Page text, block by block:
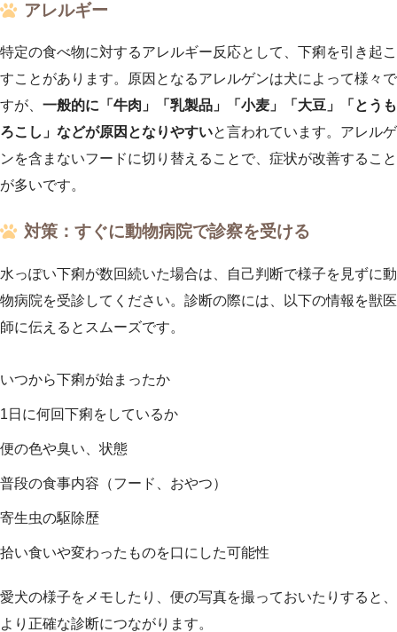
アレルギー
特定の食べ物に対するアレルギー反応として、下痢を引き起こ
すことがあります。原因となるアレルゲンは犬によって様々で
すが、 一般的に「牛肉」「乳製品」「小麦」「大豆」「とうも
ろこし」などが原因となりやすいと言われています。アレルゲ
ンを含まないフードに切り替えることで、症状が改善すること
が多いです。
対策：すぐに動物病院で診察を受ける
水っぽい下痢が数回続いた場合は、自己判断で様子を見ずに動
物病院を受診してください。診断の際には、以下の情報を獣医
師に伝えるとスムーズです。
いつから下痢が始まったか
1日に何回下痢をしているか
便の色や臭い、状態
普段の食事内容（フード、おやつ）
寄生虫の駆除歴
拾い食いや変わったものを口にした可能性
愛犬の様子をメモしたり、便の写真を撮っておいたりすると、
より正確な診断につながります。